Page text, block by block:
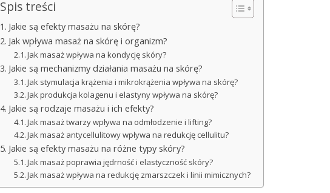
Spis treści
Jakie są efekty masażu na skórę?
Jak wpływa masaż na skórę i organizm?
Jak masaż wpływa na kondycję skóry?
Jakie są mechanizmy działania masażu na skórę?
Jak stymulacja krążenia i mikrokrążenia wpływa na skórę?
Jak produkcja kolagenu i elastyny wpływa na skórę?
Jakie są rodzaje masażu i ich efekty?
Jak masaż twarzy wpływa na odmłodzenie i lifting?
Jak masaż antycellulitowy wpływa na redukcję cellulitu?
Jakie są efekty masażu na różne typy skóry?
Jak masaż poprawia jędrność i elastyczność skóry?
Jak masaż wpływa na redukcję zmarszczek i linii mimicznych?